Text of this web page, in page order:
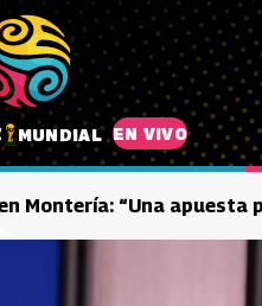
MUNDIAL EN VIVO
Montería: “Una apuesta